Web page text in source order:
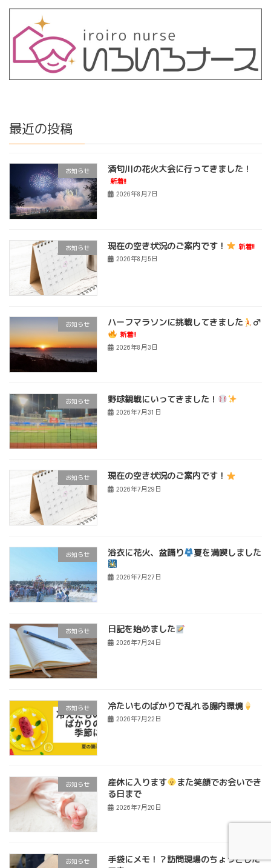
最近の投稿
お知らせ 酒匂川の花火大会に行ってきました！
新着!!
2026年8月7日
お知らせ 現在の空き状況のご案内です！ 新着!!
2026年8月5日
お知らせ ハーフマラソンに挑戦してきました ‍♂
新着!!
2026年8月3日
お知らせ 野球観戦にいってきました！
2026年7月31日
お知らせ 現在の空き状況のご案内です！
2026年7月29日
お知らせ 浴衣に花火、盆踊り 夏を満喫しました
2026年7月27日
お知らせ 日記を始めました
2026年7月24日
お知らせ 冷たいものばかりで乱れる腸内環境
2026年7月22日
お知らせ 産休に入ります
また笑顔でお会いでき
る日まで
2026年7月20日
お知らせ
手袋にメモ！？訪問現場のちょっとした